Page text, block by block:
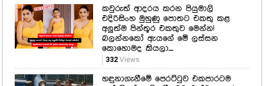
කවුරුත් ආදරය කරන පියුමාලි
එදිරිසිංහ මුහුණු පොතට එකතු කළ
අලුත්ම පින්තූර එකතුව මෙන්න!
බලන්නකෝ ඇයගේ මේ ලස්සන
කොහොමද කියලා....
332Views
හඳුනාගැනීමේ පෙරට්ටුව එකපාරටම